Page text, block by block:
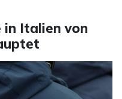
in Italien von